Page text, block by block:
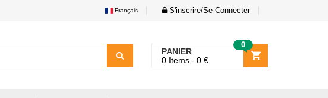
Français S'inscrire/Se Connecter
PANIER
0
0 Items 0 €